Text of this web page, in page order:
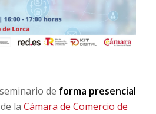
de forma presencial
la Cámara de Comercio de